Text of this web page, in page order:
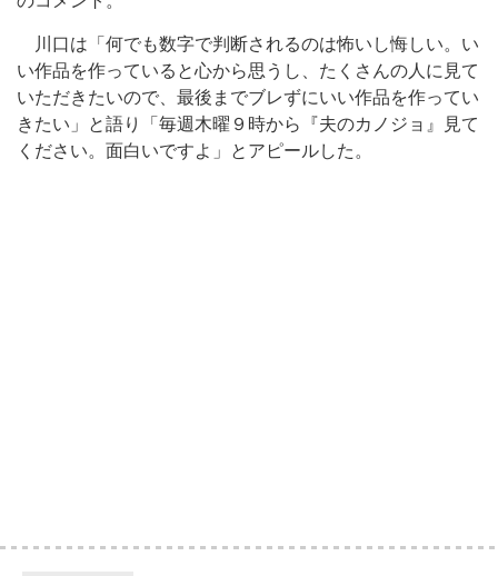
川口は「何でも数字で判断されるのは怖いし悔しい。い
い作品を作っていると心から思うし、たくさんの人に見て
いただきたいので、最後までブレずにいい作品を作ってい
きたい」と語り「毎週木曜９時から『夫のカノジョ』見て
ください。面白いですよ」とアピールした。